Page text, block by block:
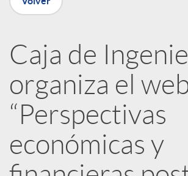
u
b
l
i
Caja de
organiza el
“Perspectivas
económicas y